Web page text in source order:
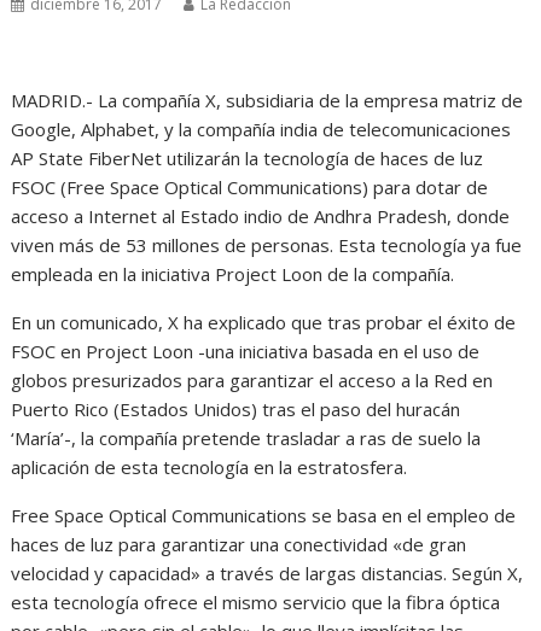
diciembre 16, 2017 La Redacción
MADRID.- La compañía X, subsidiaria de la empresa matriz de
Google, Alphabet, y la compañía india de telecomunicaciones
AP State FiberNet utilizarán la tecnología de haces de luz
FSOC (Free Space Optical Communications) para dotar de
acceso a Internet al Estado indio de Andhra Pradesh, donde
viven más de 53 millones de personas. Esta tecnología ya fue
empleada en la iniciativa Project Loon de la compañía.
En un comunicado, X ha explicado que tras probar el éxito de
FSOC en Project Loon -una iniciativa basada en el uso de
globos presurizados para garantizar el acceso a la Red en
Puerto Rico (Estados Unidos) tras el paso del huracán
‘María’-, la compañía pretende trasladar a ras de suelo la
aplicación de esta tecnología en la estratosfera.
Free Space Optical Communications se basa en el empleo de
haces de luz para garantizar una conectividad «de gran
velocidad y capacidad» a través de largas distancias. Según X,
esta tecnología ofrece el mismo servicio que la fibra óptica